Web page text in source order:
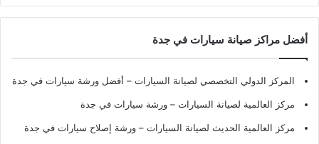
أفضل مراكز صيانة سيارات في جدة
المركز الدولي التخصصي لصيانة السيارات – أفضل ورشة سيارات في جدة
مركز العالمية لصيانة السيارات – ورشة سيارات في جدة
مركز العالمية الحديث لصيانة السيارات – ورشة إصلاح سيارات في جدة